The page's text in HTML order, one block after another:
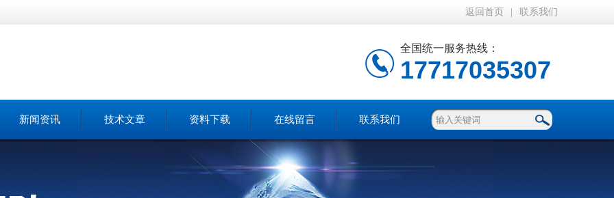
返回首页 联系我们
全国统一服务热线：
17717035307
新闻资讯 技术文章 资料下载 在线留言 联系我们